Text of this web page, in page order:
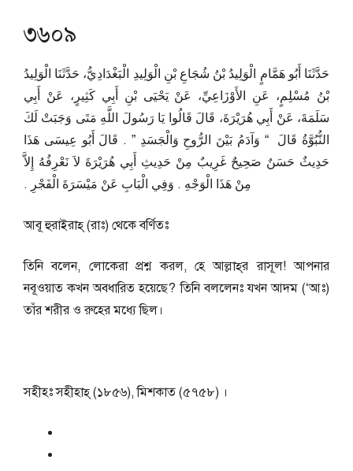
৩৬০৯
حَدَّثَنَا أَبُو هَمَّامٍ الْوَلِيدُ بْنُ شُجَاعِ بْنِ الْوَلِيدِ الْبَغْدَادِيُّ، حَدَّثَنَا الْوَلِيدُ
بْنُ مُسْلِمٍ، عَنِ الأَوْزَاعِيِّ، عَنْ يَحْيَى بْنِ أَبِي كَثِيرٍ، عَنْ أَبِي
سَلَمَةَ، عَنْ أَبِي هُرَيْرَةَ، قَالَ قَالُوا يَا رَسُولَ اللَّهِ مَتَى وَجَبَتْ لَكَ
النُّبُوَّةُ قَالَ ‏ “‏ وَآدَمُ بَيْنَ الرُّوحِ وَالْجَسَدِ ‏”‏ ‏.‏ قَالَ أَبُو عِيسَى هَذَا
حَدِيثٌ حَسَنٌ صَحِيحٌ غَرِيبٌ مِنْ حَدِيثِ أَبِي هُرَيْرَةَ لاَ نَعْرِفُهُ إِلاَّ
مِنْ هَذَا الْوَجْهِ ‏.‏ وَفِي الْبَابِ عَنْ مَيْسَرَةَ الْفَجْرِ ‏.‏
আবূ হুরাইরাহ্‌ (রাঃ) থেকে বর্ণিতঃ
তিনি বলেন, লোকেরা প্রশ্ন করল, হে আল্লাহ্‌র রাসূল! আপনার
নবূওয়াত কখন অবধারিত হয়েছে? তিনি বললেনঃ যখন আদম (‘আঃ)
তাঁর শরীর ও রুহের মধ্যে ছিল।
সহীহঃ সহীহাহ্‌ (১৮৫৬), মিশকাত (৫৭৫৮) ।